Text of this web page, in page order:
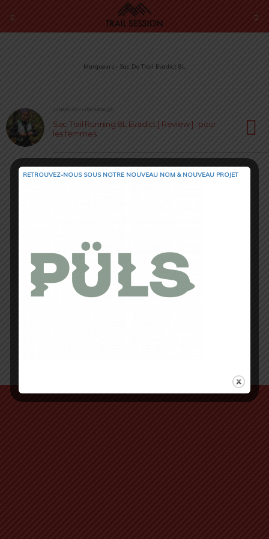
Marqueurs › Sac De Trail Evadict 8L
23 MARS 2023 • PAR NADIA JAS
Sac Trail Running 8L Evadict [ Review ] : pour
les femmes
RETROUVEZ-NOUS SOUS NOTRE NOUVEAU NOM & NOUVEAU PROJET